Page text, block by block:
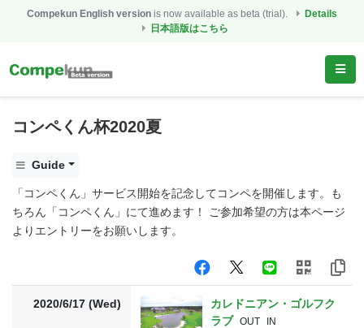
Compekun English version is now available as beta (trial).
Details
日本語版はこちら
コンペくん杯2020夏
Guide
「コンペくん」サービス開始を記念してコンペを開催します。も
ちろん「コンペくん」にて進めます！ ご参加希望の方は本ページ
よりエントリーをお願いします。
2020/6/17 (Wed)
カレドニアン・ゴルフク
ラブ OUT IN